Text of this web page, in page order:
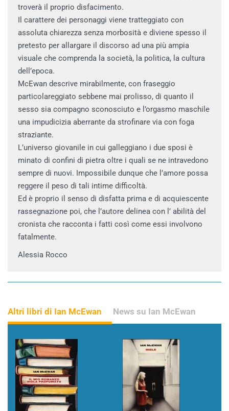
troverà il proprio disfacimento.
Il carattere dei personaggi viene tratteggiato con
assoluta chiarezza senza morbosità e diviene spesso il
pretesto per allargare il discorso ad una più ampia
visuale che comprenda la società, la politica, la cultura
dell’epoca.
McEwan descrive mirabilmente, con fraseggio
particolareggiato sebbene mai prolisso, di quanto il
sesso sia compagno sconosciuto e l’orgasmo maschile
una impudicizia aberrante da strofinare via con foga
straziante.
L’universo giovanile in cui galleggiano i due sposi è
minato di confini di pietra oltre i quali se ne intravedono
sempre di nuovi. Impossibile dunque che l’amore possa
reggere il peso di tali intime difficoltà.
Ed è proprio il senso di disfatta prima e di acquiescente
rassegnazione poi, che l’autore delinea con l’ abilità del
cronista che racconta i fatti così come essi involvono
fatalmente.
Alessia Rocco
Altri libri di Ian McEwan News su Ian McEwan